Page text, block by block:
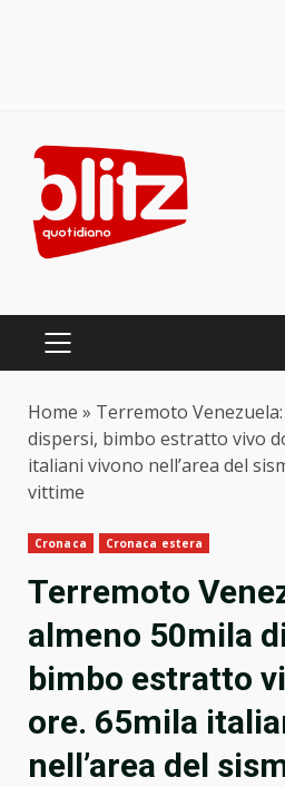
content
PRIMARY
Home » Terremoto
dispersi, bimbo estratto vivo
italiani vivono nell’area del
vittime
Cronaca Cronaca estera
Terremoto
almeno 50mila
bimbo estratto
ore. 65mila
nell’area del